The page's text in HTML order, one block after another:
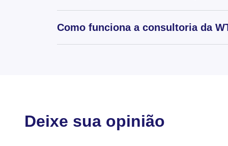
Como funciona a consultoria da
Deixe sua opinião